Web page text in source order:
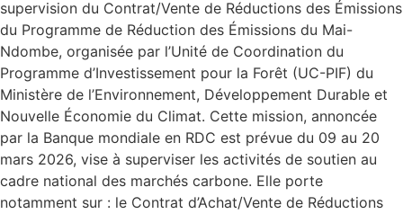
supervision du Contrat/Vente de Réductions des Émissions
du Programme de Réduction des Émissions du Mai-
Ndombe, organisée par l’Unité de Coordination du
Programme d’Investissement pour la Forêt (UC-PIF) du
Ministère de l’Environnement, Développement Durable et
Nouvelle Économie du Climat. Cette mission, annoncée
par la Banque mondiale en RDC est prévue du 09 au 20
mars 2026, vise à superviser les activités de soutien au
cadre national des marchés carbone. Elle porte
notamment sur : le Contrat d’Achat/Vente de Réductions